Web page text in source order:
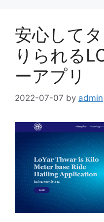
安心して
りられる
ーアプリ
2022-07-07 by admin